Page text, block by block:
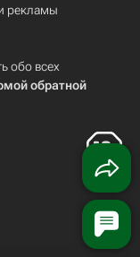
рекламы
обо всех
обратной